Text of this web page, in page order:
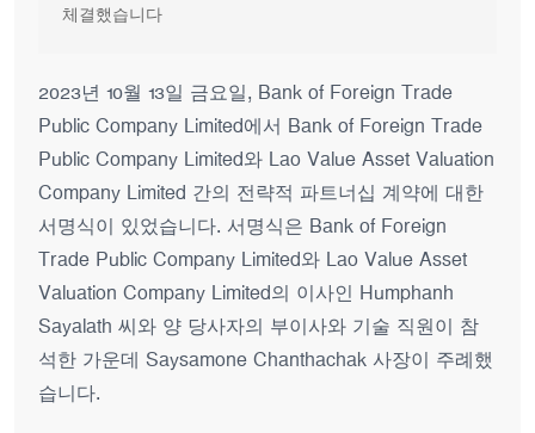
체결했습니다
2023년 10월 13일 금요일, Bank of Foreign Trade
Public Company Limited에서 Bank of Foreign Trade
Public Company Limited와 Lao Value Asset Valuation
Company Limited 간의 전략적 파트너십 계약에 대한
서명식이 있었습니다. 서명식은 Bank of Foreign
Trade Public Company Limited와 Lao Value Asset
Valuation Company Limited의 이사인 Humphanh
Sayalath 씨와 양 당사자의 부이사와 기술 직원이 참
석한 가운데 Saysamone Chanthachak 사장이 주례했
습니다.